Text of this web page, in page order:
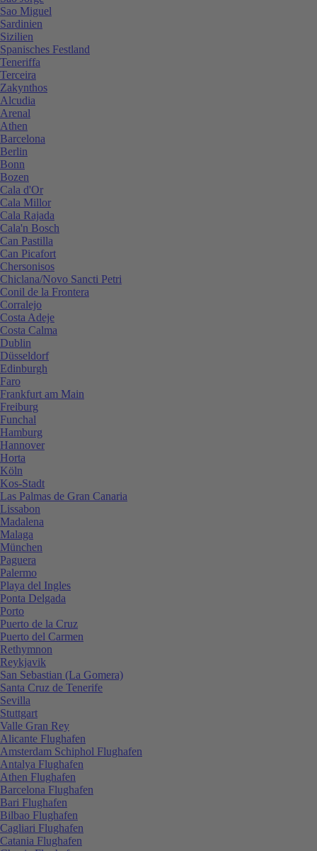
Sao Miguel
Sardinien
Sizilien
Spanisches Festland
Teneriffa
Terceira
Zakynthos
Alcudia
Arenal
Athen
Barcelona
Berlin
Bonn
Bozen
Cala d'Or
Cala Millor
Cala Rajada
Cala'n Bosch
Can Pastilla
Can Picafort
Chersonisos
Chiclana/Novo Sancti Petri
Conil de la Frontera
Corralejo
Costa Adeje
Costa Calma
Dublin
Düsseldorf
Edinburgh
Faro
Frankfurt am Main
Freiburg
Funchal
Hamburg
Hannover
Horta
Köln
Kos-Stadt
Las Palmas de Gran Canaria
Lissabon
Madalena
Malaga
München
Paguera
Palermo
Playa del Ingles
Ponta Delgada
Porto
Puerto de la Cruz
Puerto del Carmen
Rethymnon
Reykjavik
San Sebastian (La Gomera)
Santa Cruz de Tenerife
Sevilla
Stuttgart
Valle Gran Rey
Alicante Flughafen
Amsterdam Schiphol Flughafen
Antalya Flughafen
Athen Flughafen
Barcelona Flughafen
Bari Flughafen
Bilbao Flughafen
Cagliari Flughafen
Catania Flughafen